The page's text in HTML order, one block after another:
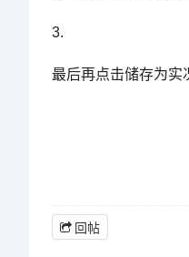
3.
最后再点击储存为实
回帖